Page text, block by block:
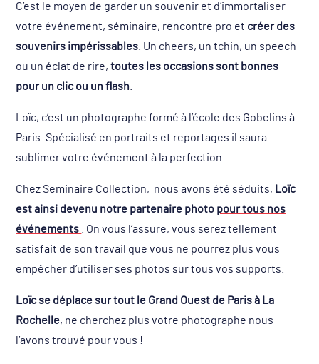
C’est le moyen de garder un souvenir et d’immortaliser
votre événement, séminaire, rencontre pro et créer des
souvenirs impérissables . Un cheers, un tchin, un speech
ou un éclat de rire, toutes les occasions sont bonnes
pour un clic ou un flash
Loïc, c’est un photographe formé à l’école des Gobelins à
Paris. Spécialisé en portraits et reportages il saura
sublimer votre événement à la perfection.
Chez Seminaire Collection, nous avons été séduits, Loïc
est ainsi devenu notre partenaire photo pour tous nos
événements
. On vous l’assure, vous serez tellement
satisfait de son travail que vous ne pourrez plus vous
empêcher d’utiliser ses photos sur tous vos supports.
Loïc se déplace sur tout le Grand Ouest de Paris à La
Rochelle, ne cherchez plus votre photographe nous
l’avons trouvé pour vous !